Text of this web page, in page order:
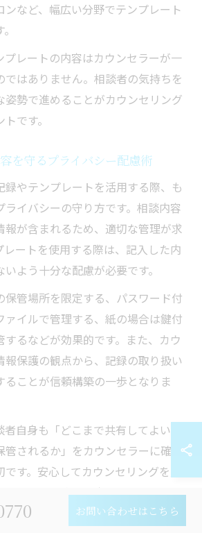
ンなど、幅広い分野でテンプレート
プレートの内容はカウンセラーが一
ではありません。相談者の気持ちを
姿勢で進めることがカウンセリング
です。
を守るプライバシー配慮術
録やテンプレートを活用する際、も
ライバシーの守り方です。相談内容
報が含まれるため、適切な管理が求
レートを使用する際は、記入した内
よう十分な配慮が必要です。
保管場所を限定する、パスワード付
ァイルで管理する、紙の場合は鍵付
するなどが効果的です。また、カウ
報保護の観点から、記録の取り扱い
ることが信頼構築の一歩となりま
者自身も「どこまで共有してよい
管されるか」をカウンセラーに確認
す。安心してカウンセリングを受
イバシーに十分配慮したテンプレー
う。
お問い合わせはこちら